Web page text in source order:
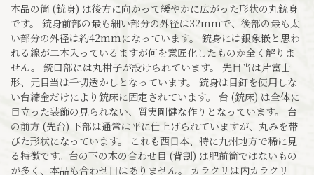
本品の筒 (銃身) は後方に向かって緩やかに広がった形状の丸銃身
です。 銃身前部の最も細い部分の外径は32mmで、後部の最も太
い部分の外径は約42mmになっています。 銃身には銀象嵌と思わ
れる線が二本入っているますが何を意匠化したものか全く解りま
せん。 銃口部には丸柑子が設けられています。 先目当は片富士
形、元目当は千切透かしとなっています。 銃身は目釘を使用しな
い台締金だけにより銃床に固定されています。 台 (銃床) は全体に
目立った装飾の見られない、質実剛健な作りとなっています。 台
の前方 (先台) 下部は通常は平に仕上げられていますが、丸みを帯
びた形状になっています。 これも西日本、特に九州地方で稀に見
る特徴です。台の下の木の合わせ目 (背割) は肥前筒ではないもの
が多く、本品も合わせ目はありません。 カラクリは内カラクリ